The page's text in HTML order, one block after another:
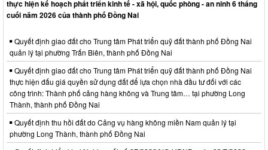
thực hiện kế hoạch phát triển kinh tế - xã hội, quốc phòng - an ninh 6 tháng
cuối năm 2026 của thành phố Đồng Nai
Quyết định giao đất cho Trung tâm Phát triển quỹ đất thành phố Đồng Nai
quản lý tại phường Trấn Biên, thành phố Đồng Nai
Quyết định giao đất cho Trung tâm Phát triển quỹ đất thành phố Đồng Nai
thực hiện đấu giá quyền sử dụng đất để lựa chọn nhà đầu tư đối với các
công trình: Thành phố cảng hàng không và Trung tâm… tại phường Long
Thành, thành phố Đồng Nai
Quyết định thu hồi đất do Cảng vụ hàng không miền Nam quản lý tại
phường Long Thành, thành phố Đồng Nai